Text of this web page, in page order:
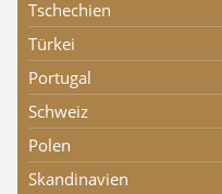
Tschechien
Türkei
Portugal
Schweiz
Polen
Skandinavien